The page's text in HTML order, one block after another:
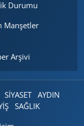
Durumu
Manşetler
Arşivi
SİYASET
AYDIN
SAĞLIK